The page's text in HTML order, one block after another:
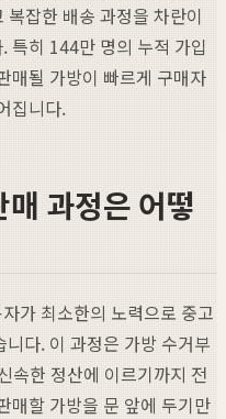
잡한 배송 과정을 차란이
특히 144만 명의 누적 가입
매될 가방이 빠르게 구매자
집니다.
과정은 어떻
가 최소한의 노력으로 중고
다. 이 과정은 가방 수거부
속한 정산에 이르기까지 전
매할 가방을 문 앞에 두기만